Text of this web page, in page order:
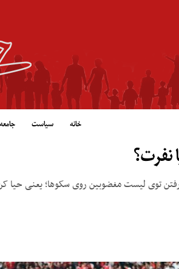
خانه سیاست
نفرت؟
توی لیست مغضوبین روی سکوها؛ یعنی